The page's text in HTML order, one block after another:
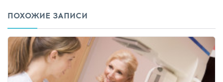
ПОХОЖИЕ ЗАПИСИ